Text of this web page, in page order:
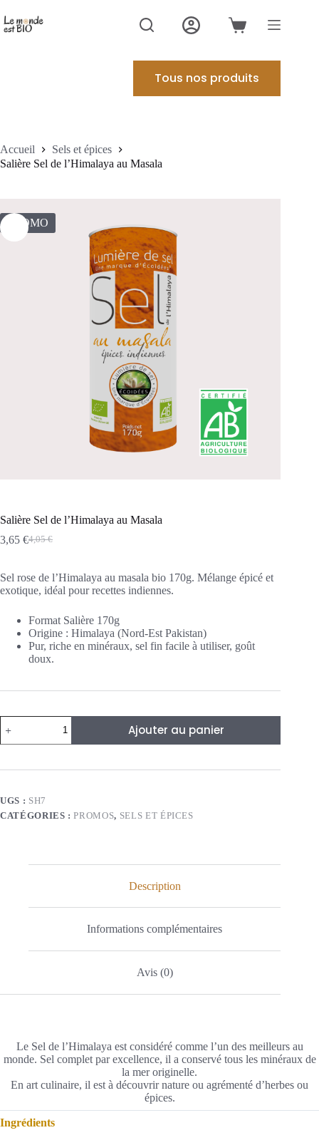
au
contenu
Panier
Tous nos produits
Accueil
Sels et épices
Salière Sel de l’Himalaya au Masala
PROMO
Salière Sel de l’Himalaya au Masala
4,05€
Le
était :
4,05 €.
3,65 €Le
est :
3,65 €.
Sel rose de l’Himalaya au masala bio 170g. Mélange épicé et
exotique, idéal pour recettes indiennes.
Format Salière 170g
Origine : Himalaya (Nord-Est Pakistan)
Pur, riche en minéraux, sel fin facile à utiliser, goût
doux.
de
Salière
de
Masala
Ajouter au panier
UGS : SH7
CATÉGORIES :PROMOS, SELS ET ÉPICES
Description
Informations complémentaires
Avis (0)
Le Sel de l’Himalaya est considéré comme l’un des meilleurs au
monde. Sel complet par excellence, il a conservé tous les minéraux de
la mer originelle.
En art culinaire, il est à découvrir nature ou agrémenté d’herbes ou
épices.
Ingrédients